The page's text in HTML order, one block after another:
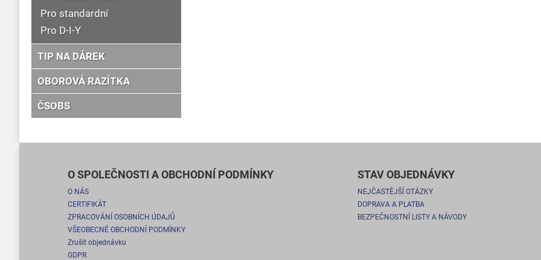
Pro standardní
Pro D-I-Y
TIP NA DÁREK
OBOROVÁ RAZÍTKA
ČSOBS
O SPOLEČNOSTI A OBCHODNÍ PODMÍNKY
O NÁS
CERTIFIKÁT
ZPRACOVÁNÍ OSOBNÍCH ÚDAJŮ
VŠEOBECNÉ OBCHODNÍ PODMÍNKY
Zrušit objednávku
GDPR
STAV OBJEDNÁVKY
NEJČASTĚJŠÍ OTÁZKY
DOPRAVA A PLATBA
BEZPEČNOSTNÍ LISTY A NÁVODY